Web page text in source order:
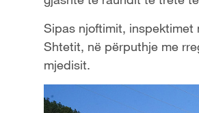
Sipas njoftimit, inspektimet
Shtetit, në përputhje me
mjedisit.